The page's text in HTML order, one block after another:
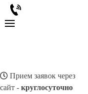
Прием заявок через
сайт - круглосуточно